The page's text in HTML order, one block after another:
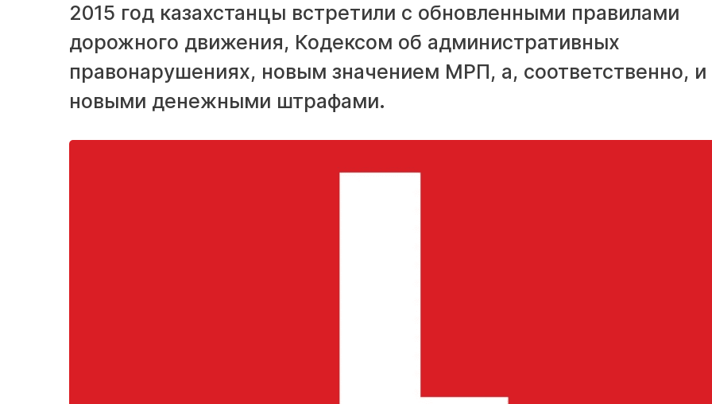
2015 год казахстанцы встретили с обновленными правилами
дорожного движения, Кодексом об административных
правонарушениях, новым значением МРП, а, соответственно, и
новыми денежными штрафами.